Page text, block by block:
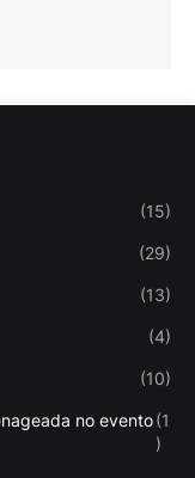
(15)
(29)
(13)
(4)
(10)
no evento(1
)